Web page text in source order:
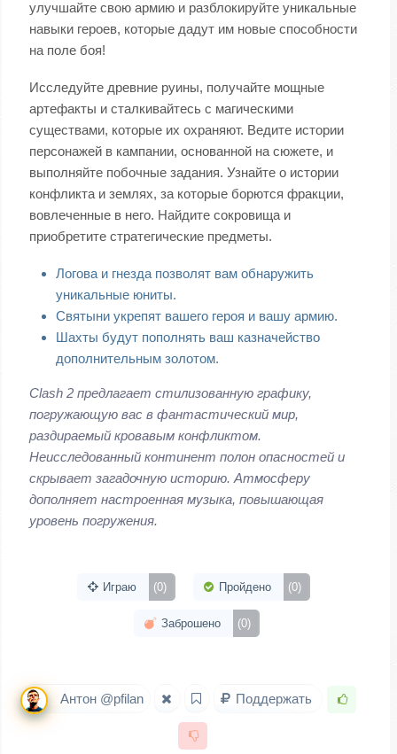
улучшайте свою армию и разблокируйте уникальные
навыки героев, которые дадут им новые способности
на поле боя!
Исследуйте древние руины, получайте мощные
артефакты и сталкивайтесь с магическими
существами, которые их охраняют. Ведите истории
персонажей в кампании, основанной на сюжете, и
выполняйте побочные задания. Узнайте о истории
конфликта и землях, за которые борются фракции,
вовлеченные в него. Найдите сокровища и
приобретите стратегические предметы.
Логова и гнезда позволят вам обнаружить
уникальные юниты.
Святыни укрепят вашего героя и вашу армию.
Шахты будут пополнять ваш казначейство
дополнительным золотом.
Clash 2 предлагает стилизованную графику,
погружающую вас в фантастический мир,
раздираемый кровавым конфликтом.
Неисследованный континент полон опасностей и
скрывает загадочную историю. Атмосферу
дополняет настроенная музыка, повышающая
уровень погружения.
Играю (0) Пройдено (0)
Заброшено (0)
Антон @pfilan Поддержать